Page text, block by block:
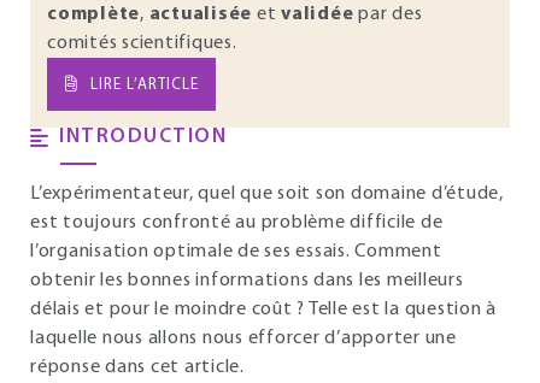
complète, actualisée et validée par des
comités scientifiques.
LIRE L’ARTICLE
INTRODUCTION
L’expérimentateur, quel que soit son domaine d’étude,
est toujours confronté au problème difficile de
l’organisation optimale de ses essais. Comment
obtenir les bonnes informations dans les meilleurs
délais et pour le moindre coût ? Telle est la question à
laquelle nous allons nous efforcer d’apporter une
réponse dans cet article.